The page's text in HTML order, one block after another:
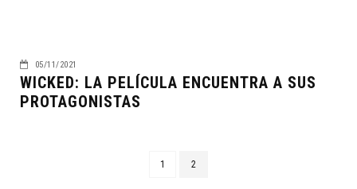
05/11/2021
WICKED: LA PELÍCULA ENCUENTRA A SUS
PROTAGONISTAS
1 2